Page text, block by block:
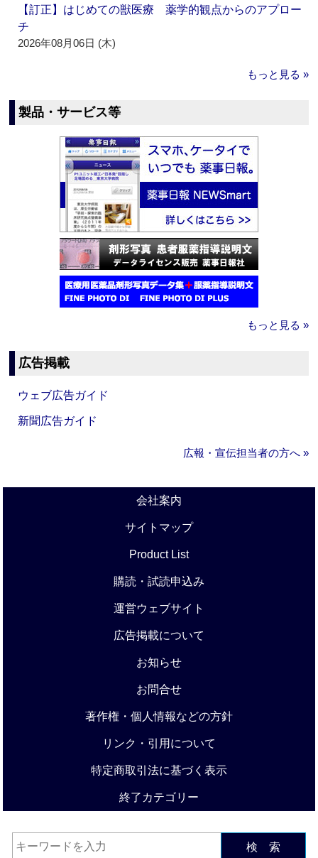
【訂正】はじめての獣医療 薬学的観点からのアプロー
チ
2026年08月06日 (木)
もっと見る »
製品・サービス等
もっと見る »
広告掲載
ウェブ広告ガイド
新聞広告ガイド
広報・宣伝担当者の方へ »
会社案内
サイトマップ
Product List
購読・試読申込み
運営ウェブサイト
広告掲載について
お知らせ
お問合せ
著作権・個人情報などの方針
リンク・引用について
特定商取引法に基づく表示
終了カテゴリー
検 索